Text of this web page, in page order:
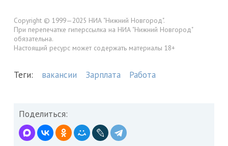
Copyright © 1999—2025 НИА "Нижний Новгород".
При перепечатке гиперссылка на НИА "Нижний Новгород"
обязательна.
Настоящий ресурс может содержать материалы 18+
Теги: вакансии Зарплата Работа
Поделиться: